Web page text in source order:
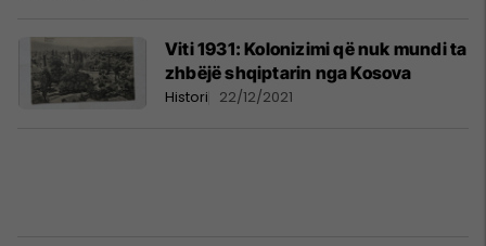
Viti 1931: Kolonizimi që nuk mundi ta
zhbëjë shqiptarin nga Kosova
Histori 22/12/2021